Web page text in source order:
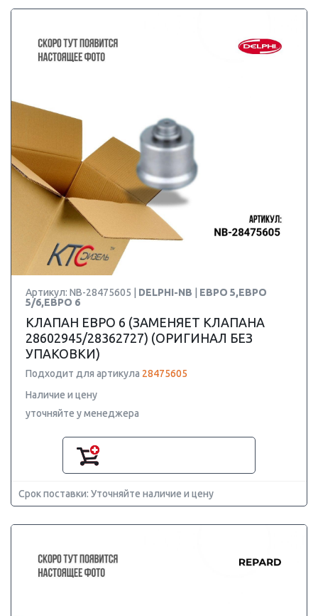
Артикул: NB-28475605 | DELPHI-NB
ЕВРО 5,ЕВРО
5/6,ЕВРО 6
КЛАПАН ЕВРО 6 (ЗАМЕНЯЕТ КЛАПАНА
28602945/28362727) (ОРИГИНАЛ БЕЗ
УПАКОВКИ)
Подходит для артикула 28475605
Наличие и цену
уточняйте у менеджера
Срок поставки: Уточняйте наличие и цену